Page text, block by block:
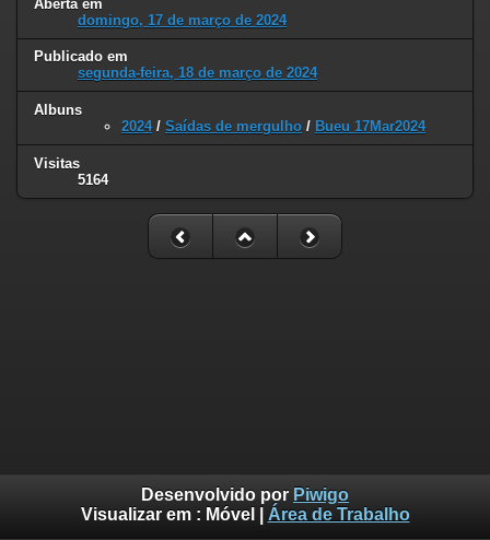
Aberta em
domingo, 17 de março de 2024
Publicado em
segunda-feira, 18 de março de 2024
Albuns
2024/ Saídas de mergulho / Bueu 17Mar2024
Visitas
5164
Desenvolvido por Piwigo
Visualizar em : Móvel Área de Trabalho